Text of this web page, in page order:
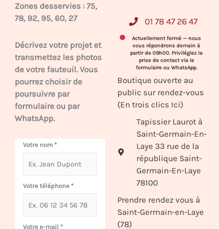
Zones desservies : 75,
78, 92, 95, 60, 27
Décrivez votre projet et
transmettez les photos
de votre fauteuil. Vous
pourrez choisir de
poursuivre par
formulaire ou par
WhatsApp.
Votre nom *
Votre téléphone *
Votre e-mail *
01 78 47 26 47
Actuellement fermé — nous
vous répondrons demain à
partir de 09h00. Privilégiez la
prise de contact via le
formulaire ou WhatsApp.
Boutique ouverte au
public sur rendez-vous
(En trois clics Ici)
Tapissier Laurot à
Saint-Germain-En-
Laye 33 rue de la
république Saint-
Germain-En-Laye
78100
Prendre rendez vous à
Saint-Germain-en-Laye
(78)